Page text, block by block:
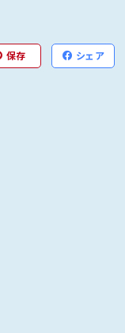
保存 シェア